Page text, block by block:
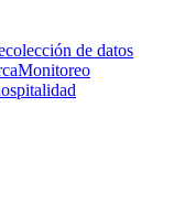
de datos
Monitoreo